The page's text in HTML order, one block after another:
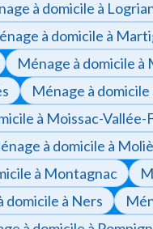
à domicile à
à domicile à
Ménage à domicile
Ménage à
à Moissac-Vallée-
à domicile à
à Montagnac
domicile à Ners